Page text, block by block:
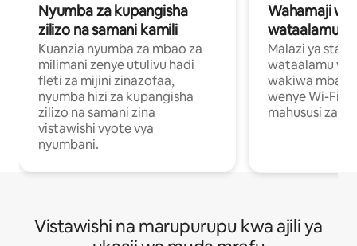
Nyumba za kupangisha
zilizo na samani kamili
Kuanzia nyumba za mbao za
milimani zenye utulivu hadi
fleti za mijini zinazofaa,
nyumba hizi za kupangisha
zilizo na samani zina
vistawishi vyote vya
nyumbani.
Wahamaji
wataalamu
Malazi ya
wataalamu
wakiwa mbali
wenye Wi-Fi
mahususi za
Vistawishi na marupurupu kwa ajili ya